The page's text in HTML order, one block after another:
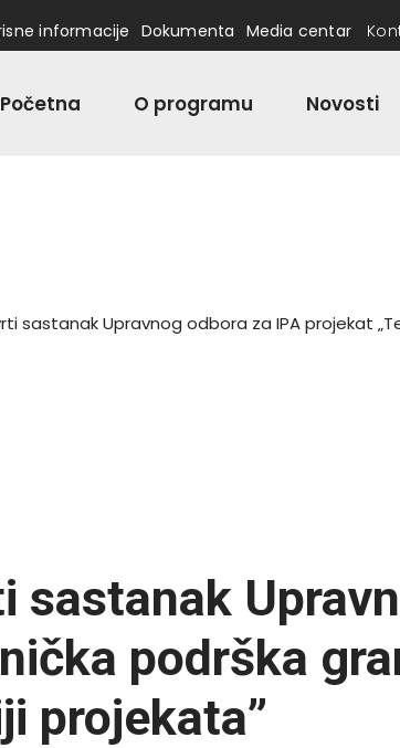
informacije Dokumenta Media centar
Početna O programu Novosti
sastanak Upravnog odbora za IPA projekat
sastanak
podrška
projekata”